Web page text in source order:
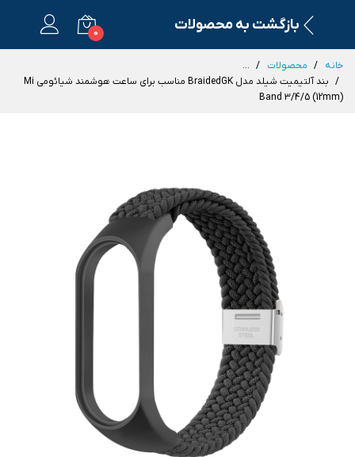
بازگشت به محصولات 0
خانه محصولات
...
بند آلتیمیت شیلد مدل BraidedGK مناسب برای ساعت هوشمند شیائومی Mi
Band 3/4/5 (12mm)